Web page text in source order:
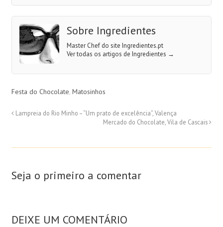
Sobre Ingredientes
Master Chef do site Ingredientes.pt
Ver todas os artigos de Ingredientes →
Festa do Chocolate, Matosinhos
Lampreia do Rio Minho – “Um prato de excelência”, Valença
Mercado do Chocolate, Vila de Cascais
Seja o primeiro a comentar
DEIXE UM COMENTÁRIO